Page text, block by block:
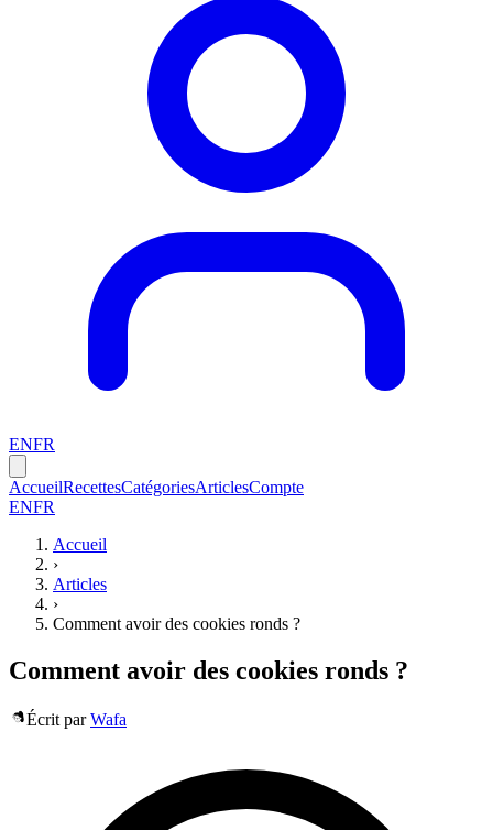
ENFR
AccueilRecettesCatégoriesArticlesCompte
ENFR
Accueil
›
Articles
›
Comment avoir des cookies ronds ?
Comment avoir des cookies ronds ?
Écrit parWafa